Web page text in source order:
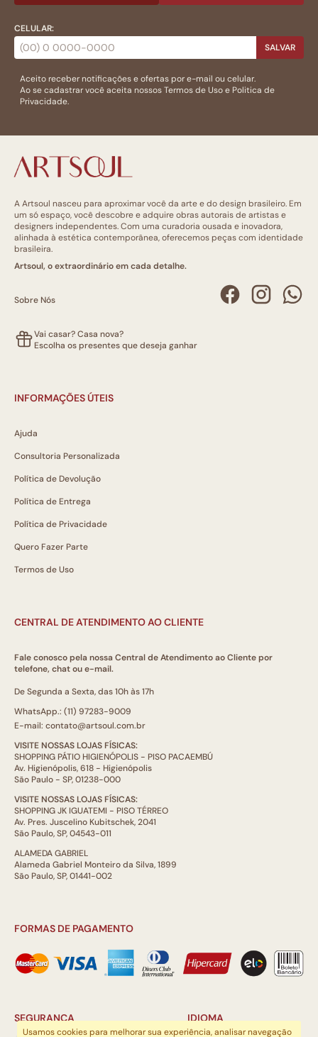
CELULAR:
SALVAR
Aceito receber notificações e ofertas por e-mail ou celular.
Ao se cadastrar você aceita nossosTermos de Usoe Politica de
Privacidade.
A Artsoul nasceu para aproximar você da arte e do design brasileiro. Em
um só espaço, você descobre e adquire obras autorais de artistas e
designers independentes. Com uma curadoria ousada e inovadora,
alinhada à estética contemporânea, oferecemos peças com identidade
brasileira.
Artsoul, o extraordinário em cada detalhe.
Sobre Nós
Vai casar? Casa nova?
Escolha os presentes que deseja ganhar
INFORMAÇÕES ÚTEIS
Ajuda
Consultoria Personalizada
Política de Devolução
Política de Entrega
Política de Privacidade
Quero Fazer Parte
Termos de Uso
CENTRAL DE ATENDIMENTO AO CLIENTE
Fale conosco pela nossa Central de Atendimento ao Cliente por
telefone, chat ou e-mail.
De Segunda a Sexta, das 10h às 17h
WhatsApp.: (11) 97283-9009
E-mail: contato@artsoul.com.br
VISITE NOSSAS LOJAS FÍSICAS:
SHOPPING PÁTIO HIGIENÓPOLIS - PISO PACAEMBÚ
Av. Higienópolis, 618 - Higienópolis
São Paulo - SP, 01238-000
VISITE NOSSAS LOJAS FÍSICAS:
SHOPPING JK IGUATEMI - PISO TÉRREO
Av. Pres. Juscelino Kubitschek, 2041
São Paulo, SP, 04543-011
ALAMEDA GABRIEL
Alameda Gabriel Monteiro da Silva, 1899
São Paulo, SP, 01441-002
FORMAS DE PAGAMENTO
SEGURANÇA IDIOMA
Usamos cookies para melhorar sua experiência, analisar navegação